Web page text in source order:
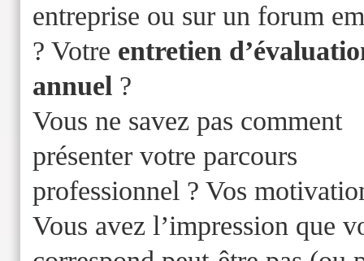
entreprise ou sur un forum
? Votre entretien
annuel ?
Vous ne savez pas comment
présenter votre parcours
professionnel ? Vos
Vous avez l’impression que